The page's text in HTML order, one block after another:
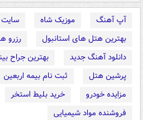
آپ آهنگ موزیک شاه
سایت
بهترین هتل های استانبول
رزرو
دانلود آهنگ جدید
بهترین جراح
پرشین هتل
ثبت نام بیمه اربعین
مزایده خودرو
خرید بلیط استخر
فروشنده مواد شیمیایی